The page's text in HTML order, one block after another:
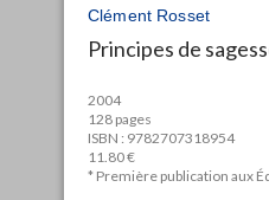
Clément Rosset
Principes de
2004
128 pages
ISBN : 9782707318954
11.80 €
* Première publication aux